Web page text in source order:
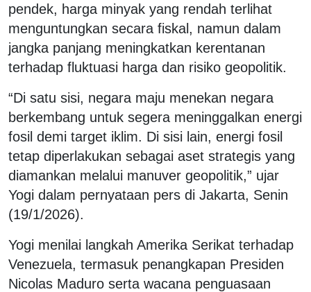
pendek, harga minyak yang rendah terlihat
menguntungkan secara fiskal, namun dalam
jangka panjang meningkatkan kerentanan
terhadap fluktuasi harga dan risiko geopolitik.
“Di satu sisi, negara maju menekan negara
berkembang untuk segera meninggalkan energi
fosil demi target iklim. Di sisi lain, energi fosil
tetap diperlakukan sebagai aset strategis yang
diamankan melalui manuver geopolitik,” ujar
Yogi dalam pernyataan pers di Jakarta, Senin
(19/1/2026).
Yogi menilai langkah Amerika Serikat terhadap
Venezuela, termasuk penangkapan Presiden
Nicolas Maduro serta wacana penguasaan